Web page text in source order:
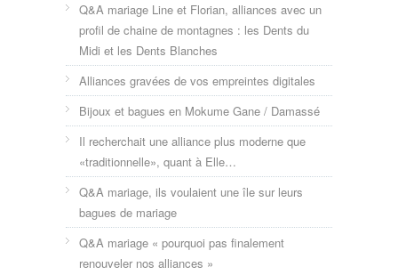
Q&A mariage Line et Florian, alliances avec un
profil de chaine de montagnes : les Dents du
Midi et les Dents Blanches
Alliances gravées de vos empreintes digitales
Bijoux et bagues en Mokume Gane / Damassé
Il recherchait une alliance plus moderne que
«traditionnelle», quant à Elle…
Q&A mariage, ils voulaient une île sur leurs
bagues de mariage
Q&A mariage « pourquoi pas finalement
renouveler nos alliances »